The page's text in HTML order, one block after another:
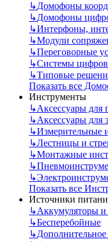
↳Домофоны
↳Домофоны
↳Интерфоны,
↳Модули
↳Переговорные
↳Системы
↳Типовые
Показать все
Инструменты
↳Аксессуары для
↳Аксессуары для
↳Измерительные
↳Лестницы и
↳Монтажные
↳
↳
Показать все
Источники
↳Аккумуляторы и
↳Бесперебойные
↳